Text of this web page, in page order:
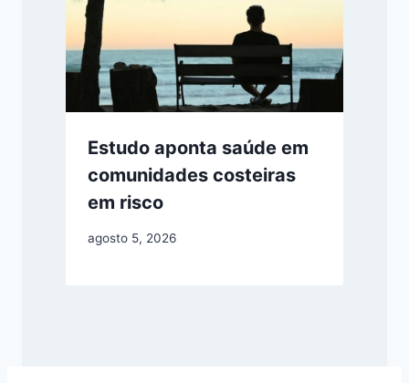
Estudo aponta saúde em
comunidades costeiras
em risco
agosto 5, 2026